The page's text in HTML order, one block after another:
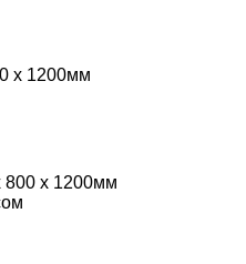
х 1200мм
800 х 1200мм